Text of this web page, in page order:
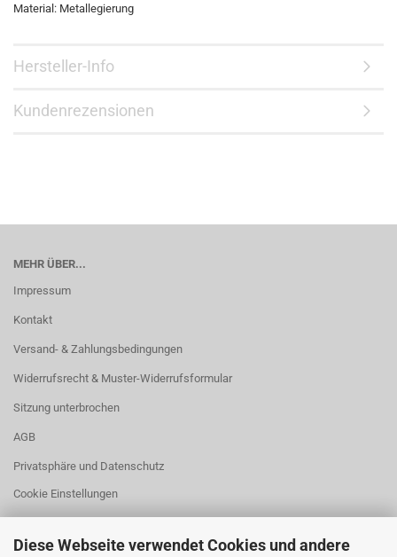
Diese Webseite verwendet Cookies und andere
Material: Metallegierung
Hersteller-Info
Kundenrezensionen
MEHR ÜBER...
Impressum
Kontakt
Versand- & Zahlungsbedingungen
Widerrufsrecht & Muster-Widerrufsformular
Sitzung unterbrochen
AGB
Privatsphäre und Datenschutz
Cookie Einstellungen